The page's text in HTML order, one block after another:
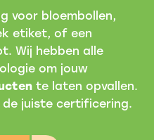
voor bloembollen,
etiket, of een
Wij hebben alle
om jouw
te laten opvallen.
de juiste certificering.